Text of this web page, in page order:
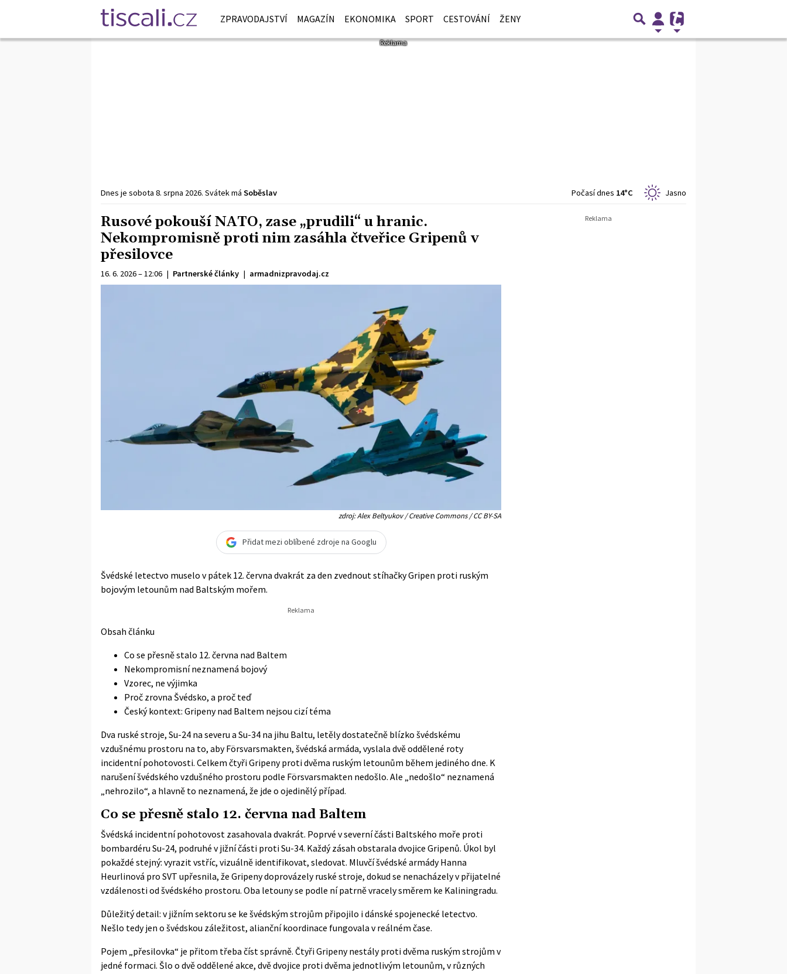
ZPRAVODAJSTVÍ MAGAZÍN EKONOMIKA SPORT CESTOVÁNÍ ŽENY
Dnes je sobota 8. srpna 2026. Svátek má Soběslav Počasí dnes 14°C Jasno
Rusové pokouší NATO, zase „prudili“ u hranic.
Nekompromisně proti nim zasáhla čtveřice Gripenů v
přesilovce
16. 6. 2026 – 12:06 | Partnerské články | armadnizpravodaj.cz
zdroj: Alex Beltyukov / Creative Commons / CC BY-SA
Přidat mezi oblíbené zdroje na Googlu
Švédské letectvo muselo v pátek 12. června dvakrát za den zvednout stíhačky Gripen proti ruským
bojovým letounům nad Baltským mořem.
Obsah článku
Co se přesně stalo 12. června nad Baltem
Nekompromisní neznamená bojový
Vzorec, ne výjimka
Proč zrovna Švédsko, a proč teď
Český kontext: Gripeny nad Baltem nejsou cizí téma
Dva ruské stroje, Su-24 na severu a Su-34 na jihu Baltu, letěly dostatečně blízko švédskému
vzdušnému prostoru na to, aby Försvarsmakten, švédská armáda, vyslala dvě oddělené roty
incidentní pohotovosti. Celkem čtyři Gripeny proti dvěma ruským letounům během jediného dne. K
narušení švédského vzdušného prostoru podle Försvarsmakten nedošlo. Ale „nedošlo“ neznamená
„nehrozilo“, a hlavně to neznamená, že jde o ojedinělý případ.
Co se přesně stalo 12. června nad Baltem
Švédská incidentní pohotovost zasahovala dvakrát. Poprvé v severní části Baltského moře proti
bombardéru Su-24, podruhé v jižní části proti Su-34. Každý zásah obstarala dvojice Gripenů. Úkol byl
pokaždé stejný: vyrazit vstříc, vizuálně identifikovat, sledovat. Mluvčí švédské armády Hanna
Heurlinová pro SVT upřesnila, že Gripeny doprovázely ruské stroje, dokud se nenacházely v přijatelné
vzdálenosti od švédského prostoru. Oba letouny se podle ní patrně vracely směrem ke Kaliningradu.
Důležitý detail: v jižním sektoru se ke švédským strojům připojilo i dánské spojenecké letectvo.
Nešlo tedy jen o švédskou záležitost, alianční koordinace fungovala v reálném čase.
Pojem „přesilovka“ je přitom třeba číst správně. Čtyři Gripeny nestály proti dvěma ruským strojům v
jedné formaci. Šlo o dvě oddělené akce, dvě dvojice proti dvěma jednotlivým letounům, v různých